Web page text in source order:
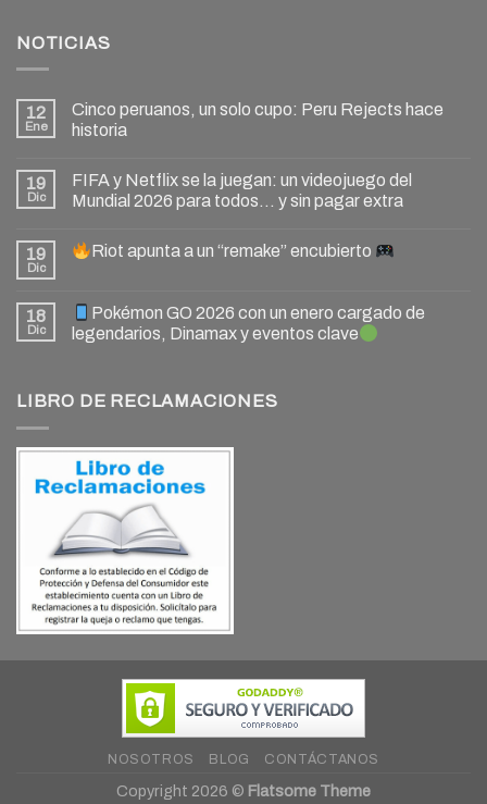
NOTICIAS
12
Ene
Cinco peruanos, un solo cupo: Peru Rejects hace
historia
19
Dic
FIFA y Netflix se la juegan: un videojuego del
Mundial 2026 para todos… y sin pagar extra
19
Dic
Riot apunta a un “remake” encubierto
18
Dic
Pokémon GO 2026 con un enero cargado de
legendarios, Dinamax y eventos clave
LIBRO DE RECLAMACIONES
NOSOTROS BLOG CONTÁCTANOS
Copyright 2026 © Flatsome Theme